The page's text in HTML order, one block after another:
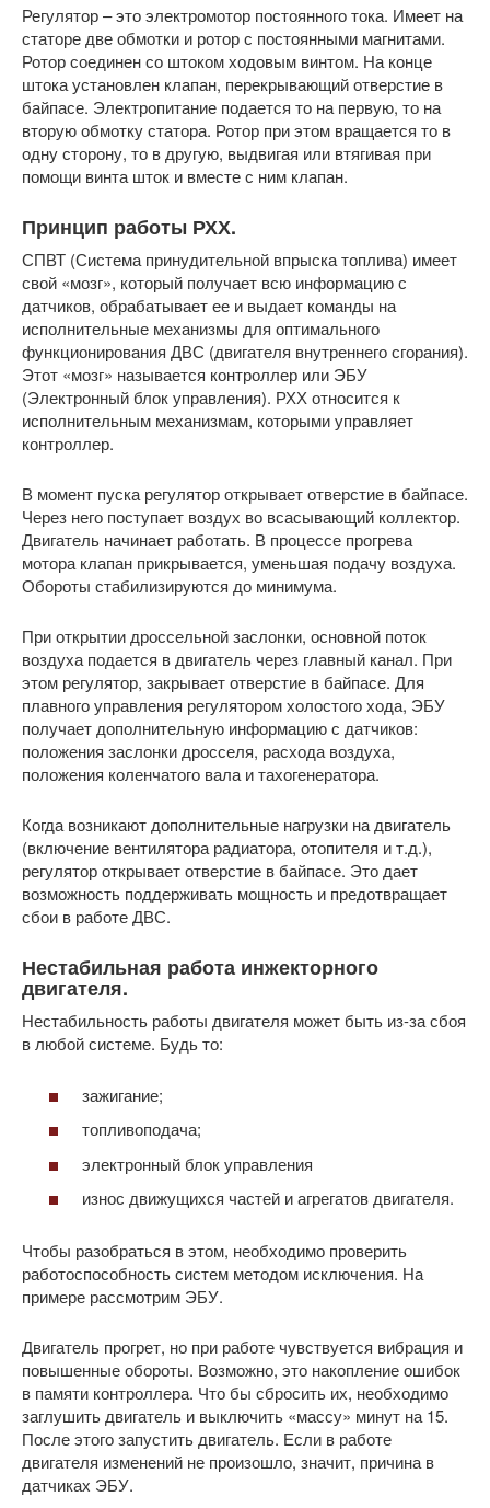
Регулятор – это электромотор постоянного тока. Имеет на
статоре две обмотки и ротор с постоянными магнитами.
Ротор соединен со штоком ходовым винтом. На конце
штока установлен клапан, перекрывающий отверстие в
байпасе. Электропитание подается то на первую, то на
вторую обмотку статора. Ротор при этом вращается то в
одну сторону, то в другую, выдвигая или втягивая при
помощи винта шток и вместе с ним клапан.
Принцип работы РХХ.
СПВТ (Система принудительной впрыска топлива) имеет
свой «мозг», который получает всю информацию с
датчиков, обрабатывает ее и выдает команды на
исполнительные механизмы для оптимального
функционирования ДВС (двигателя внутреннего сгорания).
Этот «мозг» называется контроллер или ЭБУ
(Электронный блок управления). РХХ относится к
исполнительным механизмам, которыми управляет
контроллер.
В момент пуска регулятор открывает отверстие в байпасе.
Через него поступает воздух во всасывающий коллектор.
Двигатель начинает работать. В процессе прогрева
мотора клапан прикрывается, уменьшая подачу воздуха.
Обороты стабилизируются до минимума.
При открытии дроссельной заслонки, основной поток
воздуха подается в двигатель через главный канал. При
этом регулятор, закрывает отверстие в байпасе. Для
плавного управления регулятором холостого хода, ЭБУ
получает дополнительную информацию с датчиков:
положения заслонки дросселя, расхода воздуха,
положения коленчатого вала и тахогенератора.
Когда возникают дополнительные нагрузки на двигатель
(включение вентилятора радиатора, отопителя и т.д.),
регулятор открывает отверстие в байпасе. Это дает
возможность поддерживать мощность и предотвращает
сбои в работе ДВС.
Нестабильная работа инжекторного
двигателя.
Нестабильность работы двигателя может быть из-за сбоя
в любой системе. Будь то:
зажигание;
топливоподача;
электронный блок управления
износ движущихся частей и агрегатов двигателя.
Чтобы разобраться в этом, необходимо проверить
работоспособность систем методом исключения. На
примере рассмотрим ЭБУ.
Двигатель прогрет, но при работе чувствуется вибрация и
повышенные обороты. Возможно, это накопление ошибок
в памяти контроллера. Что бы сбросить их, необходимо
заглушить двигатель и выключить «массу» минут на 15.
После этого запустить двигатель. Если в работе
двигателя изменений не произошло, значит, причина в
датчиках ЭБУ.